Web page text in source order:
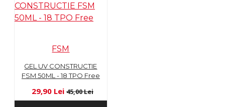
FSM
GEL UV CONSTRUCTIE
FSM 50ML - 18 TPO Free
29,90 Lei 45,00 Lei